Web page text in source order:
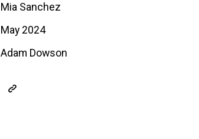
Mia Sanchez
May 2024
Adam Dowson